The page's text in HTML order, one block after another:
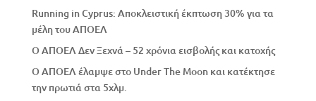
Running in Cyprus: Αποκλειστική έκπτωση 30% για τα
μέλη του ΑΠΟΕΛ
Ο ΑΠΟΕΛ Δεν Ξεχνά – 52 χρόνια εισβολής και κατοχής
Ο ΑΠΟΕΛ έλαμψε στο Under The Moon και κατέκτησε
την πρωτιά στα 5χλμ.